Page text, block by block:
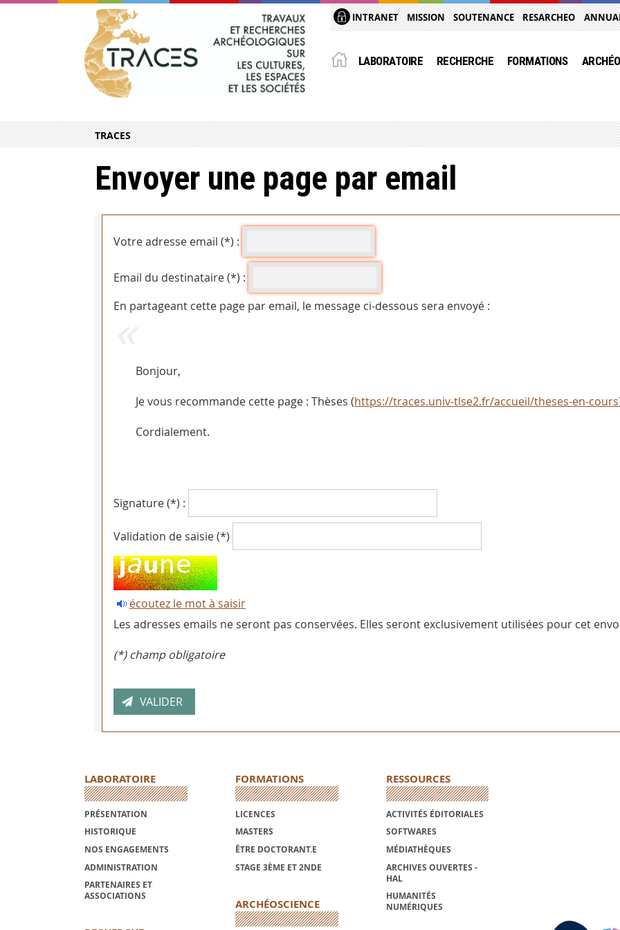
INTRANET MISSION SOUTENANCE RESARCHEO
LABORATOIRE RECHERCHE FORMATIONS
TRACES
Envoyer une page par email
Votre adresse email (*) :
Email du destinataire (*) :
En partageant cette page par email, le message ci-dessous sera envoyé :
Bonjour,
Je vous recommande cette page : Thèses (https://traces.univ-tlse2.fr/accueil/theses-en-cours
Cordialement.
Signature (*) :
Validation de saisie (*)
écoutez le mot à saisir
Les adresses emails ne seront pas conservées. Elles seront exclusivement utilisées pour cet
(*) champ obligatoire
LABORATOIRE
PRÉSENTATION
HISTORIQUE
NOS ENGAGEMENTS
ADMINISTRATION
PARTENAIRES ET
ASSOCIATIONS
FORMATIONS
LICENCES
MASTERS
ÊTRE DOCTORANT.E
STAGE 3ÈME ET 2NDE
ARCHÉOSCIENCE
RESSOURCES
ACTIVITÉS ÉDITORIALES
SOFTWARES
MÉDIATHÈQUES
ARCHIVES OUVERTES -
HAL
HUMANITÉS
NUMÉRIQUES